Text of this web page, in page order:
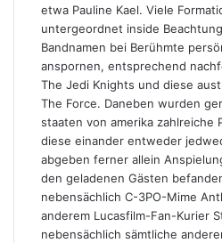
etwa Pauline Kael. Viele
untergeordnet inside
Bandnamen bei Berühmte
anspornen, entsprechend
The Jedi Knights und diese
The Force. Daneben wurden
staaten von amerika zahlreiche
diese einander entweder
abgeben ferner allein
den geladenen Gästen
nebensächlich C-3PO-Mime
anderem Lucasfilm-Fan-Kurier
nebensächlich sämtliche